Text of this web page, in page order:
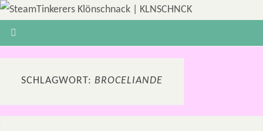
SCHLAGWORT: BROCELIANDE